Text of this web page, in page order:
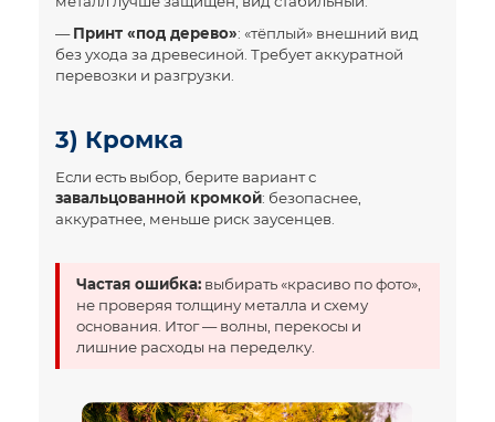
—Принт «под дерево»: «тёплый» внешний вид
без ухода за древесиной. Требует аккуратной
перевозки и разгрузки.
3) Кромка
Если есть выбор, берите вариант с
завальцованной кромкой: безопаснее,
аккуратнее, меньше риск заусенцев.
Частая ошибка: выбирать «красиво по фото»,
не проверяя толщину металла и схему
основания. Итог — волны, перекосы и
лишние расходы на переделку.